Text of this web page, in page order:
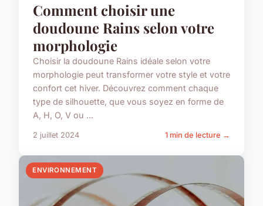
Comment choisir une
doudoune Rains selon votre
morphologie
Choisir la doudoune Rains idéale selon votre
morphologie peut transformer votre style et votre
confort cet hiver. Découvrez comment chaque
type de silhouette, que vous soyez en forme de
A, H, O, V ou ...
2 juillet 2024 1 min de lecture →
ENVIRONNEMENT